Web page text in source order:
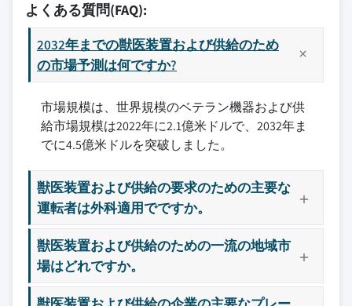
よくある質問(FAQ):
2032年までの獣医装置および供給のため
の市場予測は何ですか?
市場規模は、世界規模のベテラン機器および供
給市場規模は2022年に2.1億米ドルで、2032年ま
でに4.5億米ドルを突破しました。
獣医装置および供給の要求のための主要な
運転者は外科適用でですか。
獣医装置および供給のための一流の地域市
場はどれですか。